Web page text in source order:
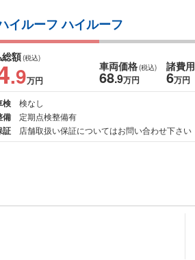
イルーフ ハイルーフ
額(税込)
.9万円
車両価格(税込)
68.9万円
諸費用
6万円
検
検なし
備 定期点検整備有
証 店舗取扱い保証についてはお問い合わせ下さい